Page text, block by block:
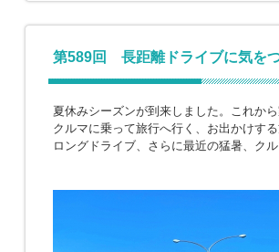
第589回 長距離ドライブに気を
夏休みシーズンが到来しました。これか
クルマに乗って旅行へ行く、お出かけする
ロングドライブ、さらに最近の猛暑、ク